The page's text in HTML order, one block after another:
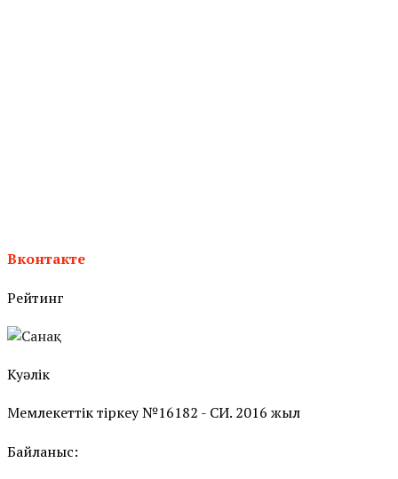
Вконтакте
Рейтинг
Куәлік
Мемлекеттік тіркеу №16182 - СИ. 2016 жыл
Байланыс: